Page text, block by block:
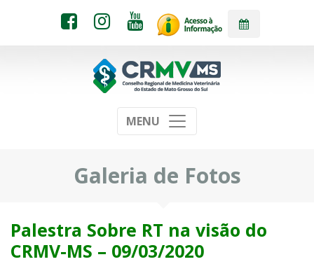
MENU
Galeria de Fotos
Palestra Sobre RT na visão do
CRMV-MS – 09/03/2020